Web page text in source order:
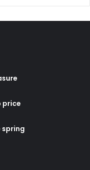
price
spring